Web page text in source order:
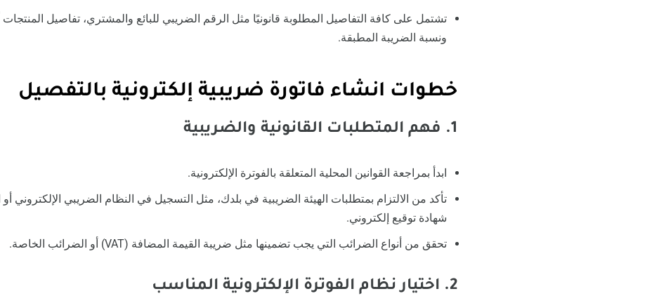
تشتمل على كافة التفاصيل المطلوبة قانونيًا مثل الرقم الضريبي للبائع والمشتري، تفاصيل المنتجات
ونسبة الضريبة المطبقة.
خطوات انشاء فاتورة ضريبية إلكترونية بالتفصيل
1. فهم المتطلبات القانونية والضريبية
ابدأ بمراجعة القوانين المحلية المتعلقة بالفوترة الإلكترونية.
تأكد من الالتزام بمتطلبات الهيئة الضريبية في بلدك، مثل التسجيل في النظام الضريبي الإلكتروني
شهادة توقيع إلكتروني.
تحقق من أنواع الضرائب التي يجب تضمينها مثل ضريبة القيمة المضافة (VAT) أو الضرائب الخاصة.
2. اختيار نظام الفوترة الإلكترونية المناسب